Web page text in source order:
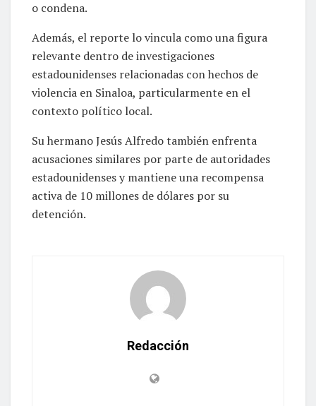
o condena.
Además, el reporte lo vincula como una figura
relevante dentro de investigaciones
estadounidenses relacionadas con hechos de
violencia en Sinaloa, particularmente en el
contexto político local.
Su hermano Jesús Alfredo también enfrenta
acusaciones similares por parte de autoridades
estadounidenses y mantiene una recompensa
activa de 10 millones de dólares por su
detención.
Redacción